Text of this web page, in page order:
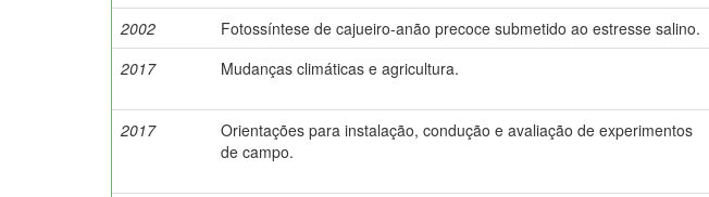
2002
Fotossíntese de cajueiro-anão precoce submetido ao estresse salino.
2017
Mudanças climáticas e agricultura.
2017
Orientações para instalação, condução e avaliação de experimentos
de campo.